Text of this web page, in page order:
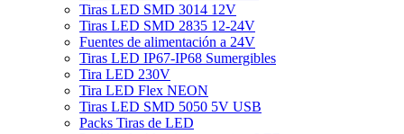
Tiras LED SMD 3014 12V
Tiras LED SMD 2835 12-24V
Fuentes de alimentación a 24V
Tiras LED IP67-IP68 Sumergibles
Tira LED 230V
Tira LED Flex NEON
Tiras LED SMD 5050 5V USB
Packs Tiras de LED